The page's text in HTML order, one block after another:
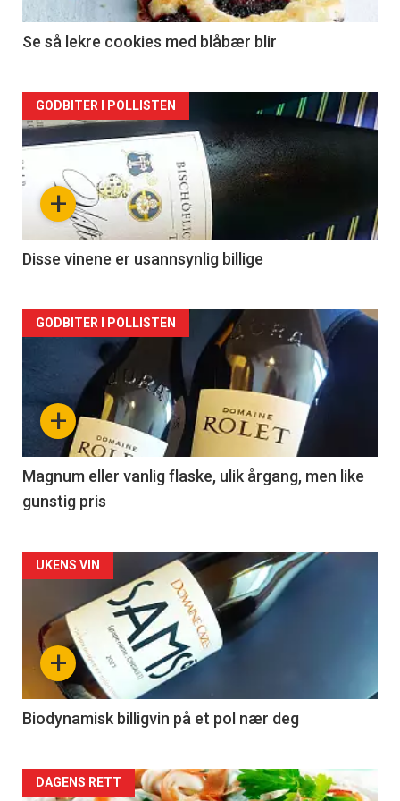
Se så lekre cookies med blåbær blir
Forsiden
akkurat
nå
2
+
GODBITER I POLLISTEN
Disse vinene er usannsynlig billige
Forsiden
akkurat
nå
3
+
GODBITER I POLLISTEN
Magnum eller vanlig flaske, ulik årgang, men like
gunstig pris
Forsiden
akkurat
nå
4
+
UKENS VIN
Biodynamisk billigvin på et pol nær deg
Forsiden
DAGENS RETT